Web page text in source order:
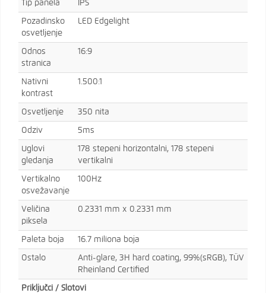
Tip panela IPS
Pozadinsko
osvetljenje
LED Edgelight
Odnos
stranica
16:9
Nativni
kontrast
1.500:1
Osvetljenje 350 nita
Odziv 5ms
Uglovi
gledanja
178 stepeni horizontalni, 178 stepeni
vertikalni
Vertikalno
osvežavanje
100Hz
Veličina
piksela
0.2331 mm x 0.2331 mm
Paleta boja 16.7 miliona boja
Ostalo
Anti-glare, 3H hard coating, 99%(sRGB), TÜV
Rheinland Certified
Priključci / Slotovi